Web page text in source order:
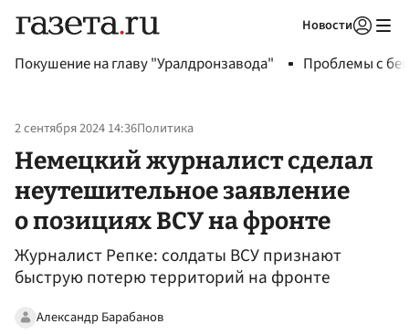
Новости
Покушение на главу "Уралдронзавода" Проблемы с
2 сентября 2024 14:36Политика
Немецкий журналист сделал
неутешительное заявление
о позициях ВСУ на фронте
Журналист Репке: солдаты ВСУ признают
быструю потерю территорий на фронте
Александр Барабанов